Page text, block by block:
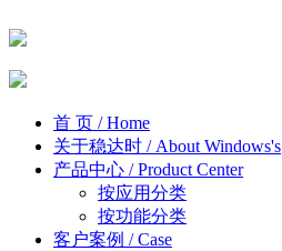
首 页 / Home
关于稳达时 / About Windows's
产品中心 / Product Center
按应用分类
按功能分类
客户案例 / Case